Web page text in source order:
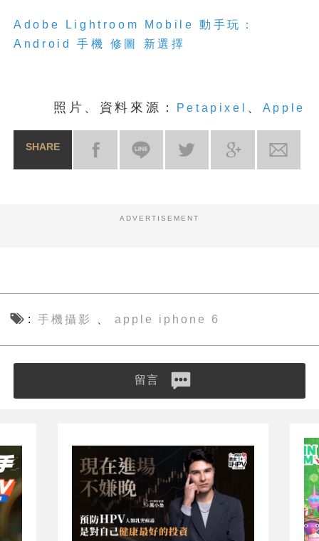
Adobe Lightroom Mobile 動手玩：
Android 手機 修圖 新選擇
照片、資料來源： Petapixel 、 Apple
SHARE
ADVERTISEMENT
手機攝影 apple iphone 6
留言